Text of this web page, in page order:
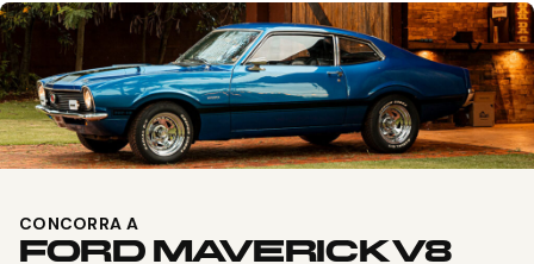
CONCORRA A
FORD MAVERICK V8